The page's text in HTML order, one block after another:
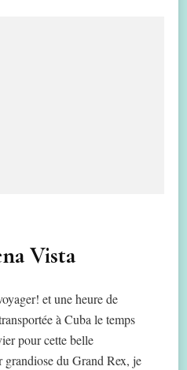
Vista
et une heure de
à Cuba le temps
pour cette belle
grandiose du Grand Rex, je